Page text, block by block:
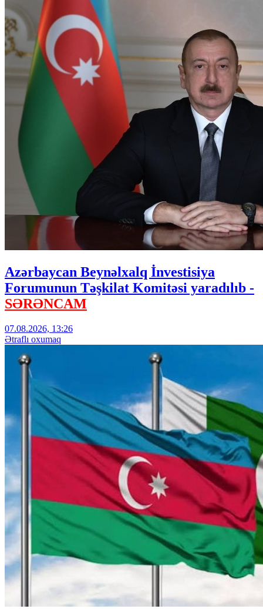
Azərbaycan Beynəlxalq İnvestisiya
Forumunun Təşkilat Komitəsi yaradılıb -
SƏRƏNCAM
07.08.2026, 13:26
Ətraflı oxumaq